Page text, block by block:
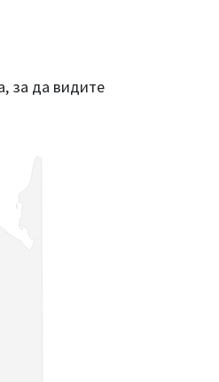
за да видите